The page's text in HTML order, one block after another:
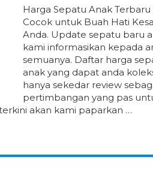
Harga Sepatu Anak Terbaru
Cocok untuk Buah Hati
Anda. Update sepatu baru
kami informasikan kepada
semuanya. Daftar harga
anak yang dapat anda
hanya sekedar review
pertimbangan yang pas
akan kami paparkan …